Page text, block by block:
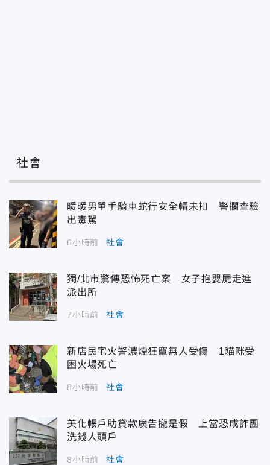
社會
暖暖男單手騎車蛇行安全帽未扣 警攔查驗
出毒駕
6小時前 社會
獨/北市驚傳恐怖死亡案 女子抱嬰屍走進
派出所
7小時前 社會
新店民宅火警濃煙狂竄無人受傷 1貓咪受
困火場死亡
8小時前 社會
美化帳戶助貸款廣告攏是假 上當恐成詐團
洗錢人頭戶
8小時前 社會